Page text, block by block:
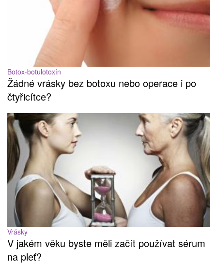
Botox-botulotoxín
Žádné vrásky bez botoxu nebo operace i po
čtyřicítce?
Vrásky
V jakém věku byste měli začít používat sérum
na pleť?